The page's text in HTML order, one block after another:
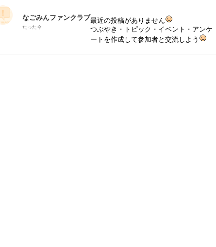
なごみんファンクラブ
たった今
最近の投稿がありません
つぶやき・トピック・イベント・アンケ
ートを作成して参加者と交流しよう